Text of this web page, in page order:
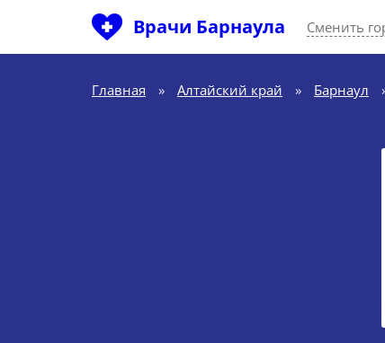
Врачи Барнаула Сменить
Главная » Алтайский край » Барнаул